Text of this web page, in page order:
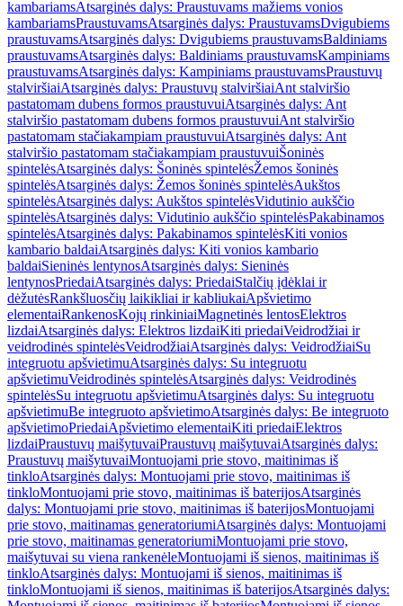
kambariamsAtsarginės dalys: Praustuvams mažiems vonios
kambariamsPraustuvamsAtsarginės dalys: PraustuvamsDvigubiems
praustuvamsAtsarginės dalys: Dvigubiems praustuvamsBaldiniams
praustuvamsAtsarginės dalys: Baldiniams praustuvamsKampiniams
praustuvamsAtsarginės dalys: Kampiniams praustuvamsPraustuvų
stalviršiaiAtsarginės dalys: Praustuvų stalviršiaiAnt stalviršio
pastatomam dubens formos praustuvuiAtsarginės dalys: Ant
stalviršio pastatomam dubens formos praustuvuiAnt stalviršio
pastatomam stačiakampiam praustuvuiAtsarginės dalys: Ant
stalviršio pastatomam stačiakampiam praustuvuiŠoninės
spintelėsAtsarginės dalys: Šoninės spintelėsŽemos šoninės
spintelėsAtsarginės dalys: Žemos šoninės spintelėsAukštos
spintelėsAtsarginės dalys: Aukštos spintelėsVidutinio aukščio
spintelėsAtsarginės dalys: Vidutinio aukščio spintelėsPakabinamos
spintelėsAtsarginės dalys: Pakabinamos spintelėsKiti vonios
kambario baldaiAtsarginės dalys: Kiti vonios kambario
baldaiSieninės lentynosAtsarginės dalys: Sieninės
lentynosPriedaiAtsarginės dalys: PriedaiStalčių įdėklai ir
dėžutėsRankšluosčių laikikliai ir kabliukaiApšvietimo
elementaiRankenosKojų rinkiniaiMagnetinės lentosElektros
lizdaiAtsarginės dalys: Elektros lizdaiKiti priedaiVeidrodžiai ir
veidrodinės spintelėsVeidrodžiaiAtsarginės dalys: VeidrodžiaiSu
integruotu apšvietimuAtsarginės dalys: Su integruotu
apšvietimuVeidrodinės spintelėsAtsarginės dalys: Veidrodinės
spintelėsSu integruotu apšvietimuAtsarginės dalys: Su integruotu
apšvietimuBe integruoto apšvietimoAtsarginės dalys: Be integruoto
apšvietimoPriedaiApšvietimo elementaiKiti priedaiElektros
lizdaiPraustuvų maišytuvaiPraustuvų maišytuvaiAtsarginės dalys:
Praustuvų maišytuvaiMontuojami prie stovo, maitinimas iš
tinkloAtsarginės dalys: Montuojami prie stovo, maitinimas iš
tinkloMontuojami prie stovo, maitinimas iš baterijosAtsarginės
dalys: Montuojami prie stovo, maitinimas iš baterijosMontuojami
prie stovo, maitinamas generatoriumiAtsarginės dalys: Montuojami
prie stovo, maitinamas generatoriumiMontuojami prie stovo,
maišytuvai su viena rankenėleMontuojami iš sienos, maitinimas iš
tinkloAtsarginės dalys: Montuojami iš sienos, maitinimas iš
tinkloMontuojami iš sienos, maitinimas iš baterijosAtsarginės dalys: